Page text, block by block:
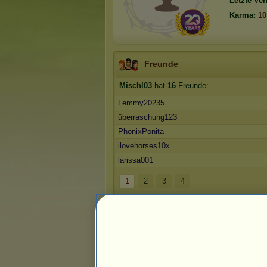
Karma: 10
Freunde
Mischl03 hat 16 Freunde:
Lemmy20235
überraschung123
PhönixPonita
ilovehorses10x
larissa001
1 2 3 4
Sammlung der Felle des Goldenen